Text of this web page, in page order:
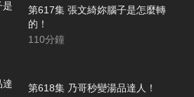
第617集 張文綺妳腦子是怎麼轉
的！
110分鐘
第618集 乃哥秒變湯品達人！